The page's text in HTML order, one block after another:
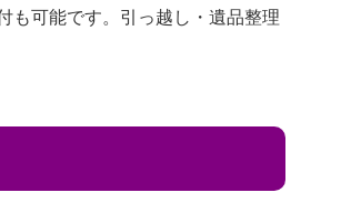
も可能です。引っ越し・遺品整理